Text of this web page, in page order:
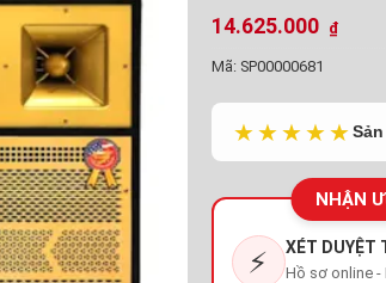
14.625.000 ₫
Mã: SP00000681
★★★★★
NHẬN
⚡ XÉT DUYỆT
Hồ sơ online -